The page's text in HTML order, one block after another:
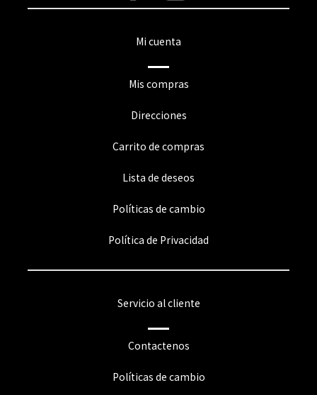
Mi cuenta
Mis compras
Direcciones
Carrito de compras
Lista de deseos
Políticas de cambio
Política de Privacidad
Servicio al cliente
Contactenos
Políticas de cambio